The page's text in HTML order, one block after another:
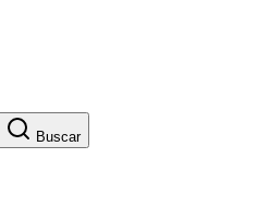
Buscar